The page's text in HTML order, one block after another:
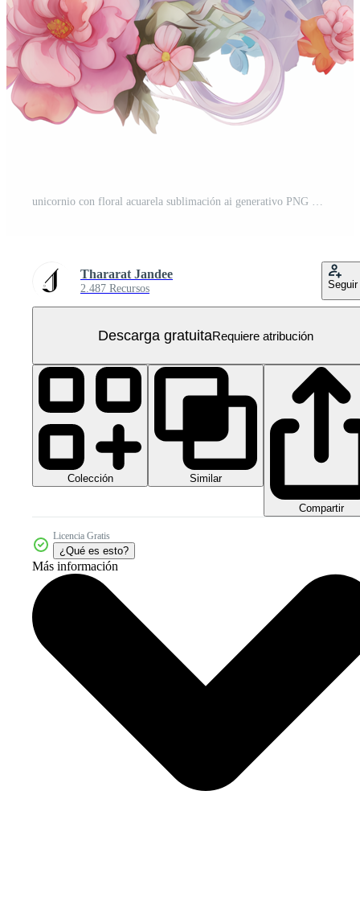
unicornio con floral acuarela sublimación ai generativo PNG Gratis
Thararat Jandee
2.487 Recursos Seguir
Descarga gratuitaRequiere atribución
Colección Similar
Compartir
Licencia Gratis
¿Qué es esto?
Más información